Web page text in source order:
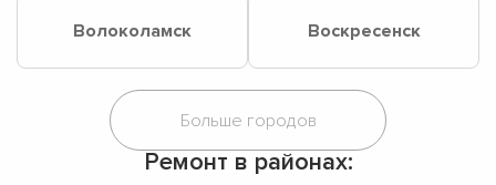
Волоколамск Воскресенск
Ремонт в районах: